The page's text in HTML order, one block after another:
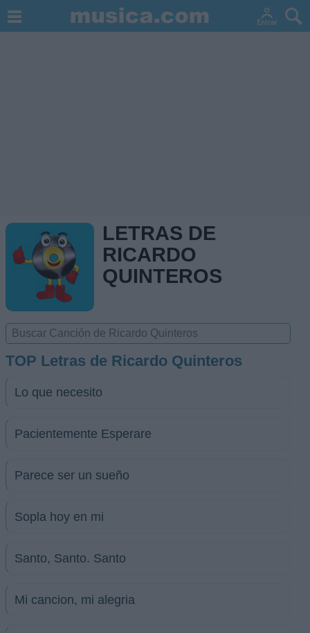
LETRAS DE
RICARDO
QUINTEROS
TOP Letras de Ricardo Quinteros
Lo que necesito
Pacientemente Esperare
Parece ser un sueño
Sopla hoy en mi
Santo, Santo. Santo
Mi cancion, mi alegria